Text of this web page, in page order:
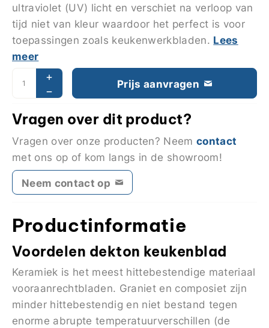
ultraviolet (UV) licht en verschiet na verloop van
tijd niet van kleur waardoor het perfect is voor
toepassingen zoals keukenwerkbladen. Lees
meer
Prijs aanvragen
Vragen over dit product?
Vragen over onze producten? Neem contact
met ons op of kom langs in de showroom!
Neem contact op
Productinformatie
Voordelen dekton keukenblad
Keramiek is het meest hittebestendige materiaal
vooraanrechtbladen. Graniet en composiet zijn
minder hittebestendig en niet bestand tegen
enorme abrupte temperatuurverschillen (de